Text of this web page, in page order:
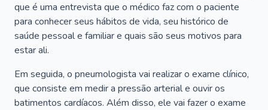
que é uma entrevista que o médico faz com o paciente
para conhecer seus hábitos de vida, seu histórico de
saúde pessoal e familiar e quais são seus motivos para
estar ali.
Em seguida, o pneumologista vai realizar o exame clínico,
que consiste em medir a pressão arterial e ouvir os
batimentos cardíacos. Além disso, ele vai fazer o exame